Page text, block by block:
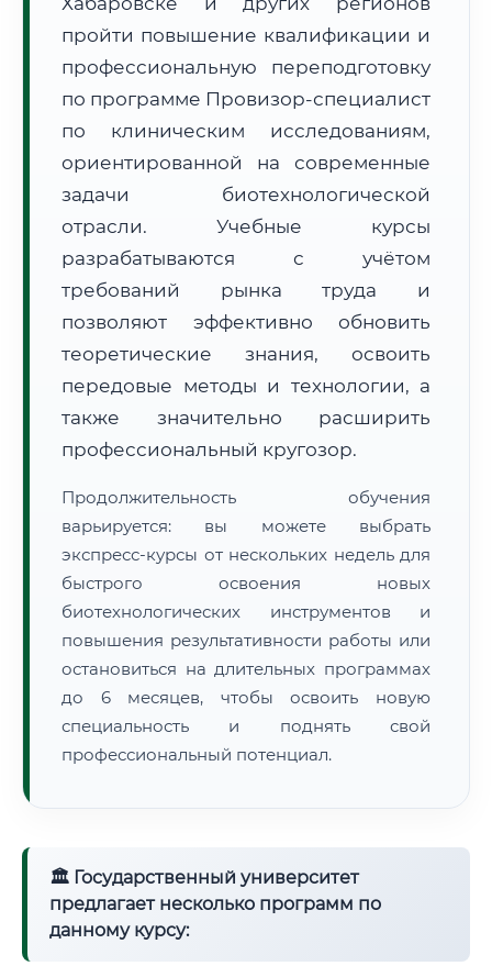
Расчет логистики оригиналов:
• Маршрут транзита:~3 576 км
• Экспресс-доставка СДЭК / Почтой:
📜 Документы и аккредитация ФИС ФРДО
пройти повышение квалификации и
профессиональную переподготовку
по программе Провизор-специалист
по клиническим исследованиям,
ориентированной на современные
задачи биотехнологической
отрасли. Учебные курсы
разрабатываются с учётом
требований рынка труда и
позволяют эффективно обновить
теоретические знания, освоить
передовые методы и технологии, а
также значительно расширить
профессиональный кругозор.
Продолжительность обучения
варьируется: вы можете выбрать
экспресс-курсы от нескольких недель для
быстрого освоения новых
биотехнологических инструментов и
повышения результативности работы или
остановиться на длительных программах
до 6 месяцев, чтобы освоить новую
специальность и поднять свой
профессиональный потенциал.
🏛 Государственный университет
предлагает несколько программ по
данному курсу: